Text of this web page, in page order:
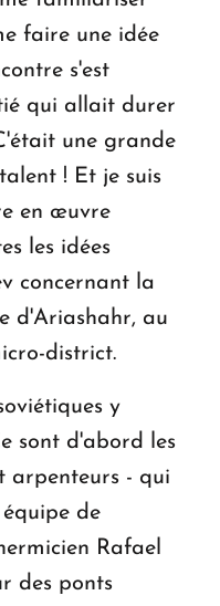
faire une idée
s'est
qui allait durer
une grande
! Et je suis
en œuvre
les idées
concernant la
d'Ariashahr, au
district.
y
sont d'abord les
arpenteurs - qui
de
Rafael
des ponts